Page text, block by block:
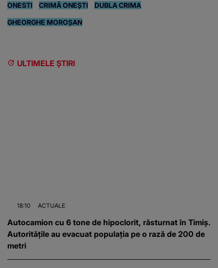
ONESTI
CRIMĂ ONEȘTI DUBLA CRIMA
GHEORGHE MOROȘAN
ULTIMELE ȘTIRI
18:10 ACTUALE
Autocamion cu 6 tone de hipoclorit, răsturnat în Timiș.
Autoritățile au evacuat populația pe o rază de 200 de
metri